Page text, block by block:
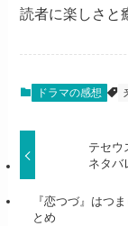
読者に楽しさと
ドラマの感想
テセウ
ネタバ
『恋つづ』はつ
とめ